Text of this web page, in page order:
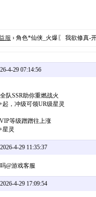
服 › 角色*仙侠_火爆〖 我欲修真-
4-29 07:14:56
队SSR助你重燃战火
，冲级可领UR级星灵
等级蹭蹭往上涨
星灵
4-29 11:35:37
@游戏客服
4-29 17:09:54